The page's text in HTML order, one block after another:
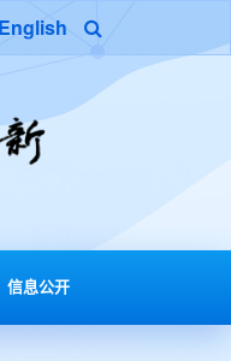
English
信息公开